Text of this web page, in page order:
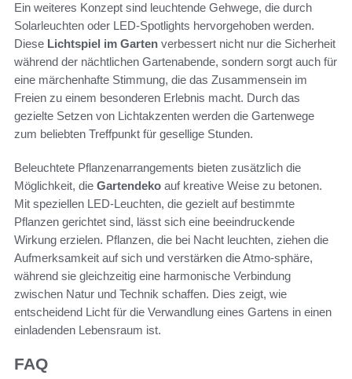
Ein weiteres Konzept sind leuchtende Gehwege, die durch
Solarleuchten oder LED-Spotlights hervorgehoben werden.
Diese Lichtspiel im Garten verbessert nicht nur die Sicherheit
während der nächtlichen Gartenabende, sondern sorgt auch für
eine märchenhafte Stimmung, die das Zusammensein im
Freien zu einem besonderen Erlebnis macht. Durch das
gezielte Setzen von Lichtakzenten werden die Gartenwege
zum beliebten Treffpunkt für gesellige Stunden.
Beleuchtete Pflanzenarrangements bieten zusätzlich die
Möglichkeit, die Gartendeko auf kreative Weise zu betonen.
Mit speziellen LED-Leuchten, die gezielt auf bestimmte
Pflanzen gerichtet sind, lässt sich eine beeindruckende
Wirkung erzielen. Pflanzen, die bei Nacht leuchten, ziehen die
Aufmerksamkeit auf sich und verstärken die Atmo-sphäre,
während sie gleichzeitig eine harmonische Verbindung
zwischen Natur und Technik schaffen. Dies zeigt, wie
entscheidend Licht für die Verwandlung eines Gartens in einen
einladenden Lebensraum ist.
FAQ